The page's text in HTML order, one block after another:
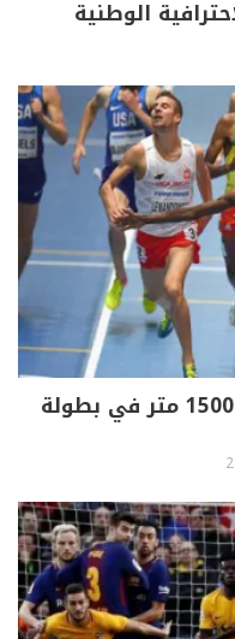
الوطنية
المغربي إيكيدير يحرز برونزية 1500 متر في بطولة